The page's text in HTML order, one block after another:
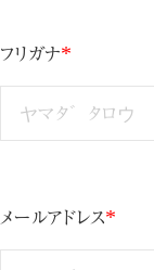
フリガナ*
メールアドレス*